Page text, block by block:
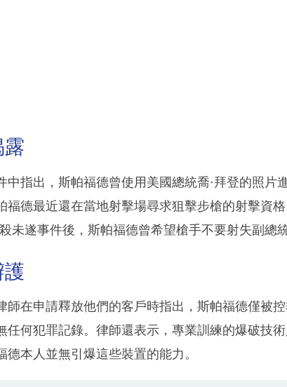
露
中指出，斯帕福德曾使用美國總統喬·拜登的照片
福德最近還在當地射擊場尋求狙擊步槍的射擊資
未遂事件後，斯帕福德曾希望槍手不要射失副總統
護
師在申請釋放他們的客戶時指出，斯帕福德僅被
任何犯罪記錄。律師還表示，專業訓練的爆破技
德本人並無引爆這些裝置的能力。